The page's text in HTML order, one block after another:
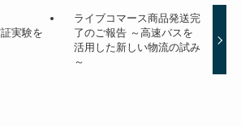
実験を
ライブコマース商品発送完
了のご報告 ～高速バスを
活用した新しい物流の試み
～